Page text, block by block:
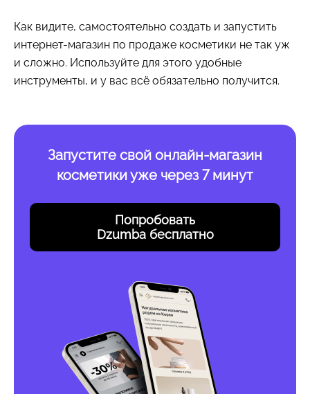
Как видите, самостоятельно создать и запустить
интернет-магазин по продаже косметики не так уж
и сложно. Используйте для этого удобные
инструменты, и у вас всё обязательно получится.
Запустите свой онлайн-магазин
косметики уже через 7 минут
Попробовать
Dzumba бесплатно